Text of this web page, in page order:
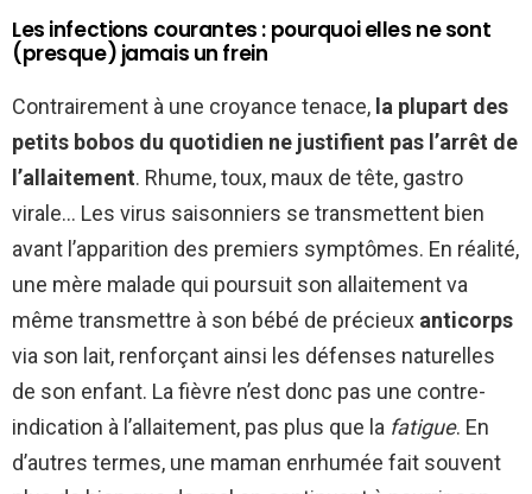
Les infections courantes : pourquoi elles ne sont
(presque) jamais un frein
Contrairement à une croyance tenace, la plupart des
petits bobos du quotidien ne justifient pas l’arrêt de
l’allaitement. Rhume, toux, maux de tête, gastro
virale… Les virus saisonniers se transmettent bien
avant l’apparition des premiers symptômes. En réalité,
une mère malade qui poursuit son allaitement va
même transmettre à son bébé de précieux anticorps
via son lait, renforçant ainsi les défenses naturelles
de son enfant. La fièvre n’est donc pas une contre-
indication à l’allaitement, pas plus que la fatigue. En
d’autres termes, une maman enrhumée fait souvent